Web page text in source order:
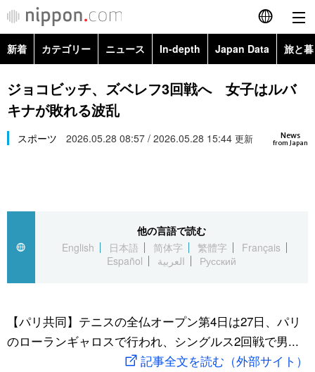
English
简体字
Русский
カテゴリー
経済・ビジネス
国際
文化
トップ
アーカイブ
In-depth
Japan Data
動画/Live
新着 カテゴリー ニュース In-depth Japan Data 旅と
政治・外交
経済・ビジネス
スポーツ・東京2020
Topics
ジョコビッチ、ズベレフ3回戦へ 女子はルバ
キナが敗れる波乱
News
from Japan
スポーツ 2026.05.28 08:57 / 2026.05.28 15:44 更新
他の言語で読む
English
日本語 简体字 繁體字
Français
Español
العربية Русский
【パリ共同】テニスの全仏オープン第4日は27日、パリ
のローランギャロスで行われ、シングルス2回戦で男...
記事全文を読む（外部サイト）